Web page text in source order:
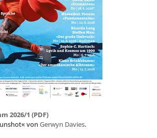
2026/1 (PDF)
von Gerwyn Davies.